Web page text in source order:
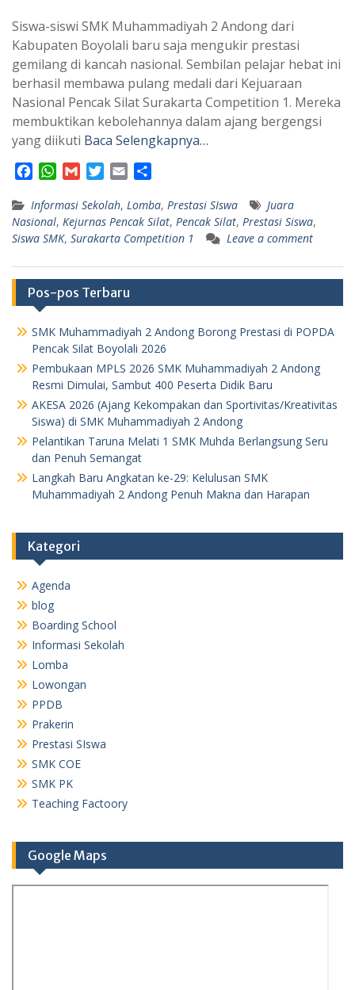
Siswa-siswi SMK Muhammadiyah 2 Andong dari
Kabupaten Boyolali baru saja mengukir prestasi
gemilang di kancah nasional. Sembilan pelajar hebat ini
berhasil membawa pulang medali dari Kejuaraan
Nasional Pencak Silat Surakarta Competition 1. Mereka
membuktikan kebolehannya dalam ajang bergengsi
yang diikuti Baca Selengkapnya…
c
e
b
o
k
W
a
t
s
p
p
a
i
l
i
t
t
r
a
i
l
a
r
e
Informasi Sekolah, Lomba, Prestasi SIswa
Juara
Nasional, Kejurnas Pencak Silat, Pencak Silat, Prestasi Siswa,
Siswa SMK, Surakarta Competition 1 Leave a comment
Pos-pos Terbaru
SMK Muhammadiyah 2 Andong Borong Prestasi di POPDA
Pencak Silat Boyolali 2026
Pembukaan MPLS 2026 SMK Muhammadiyah 2 Andong
Resmi Dimulai, Sambut 400 Peserta Didik Baru
AKESA 2026 (Ajang Kekompakan dan Sportivitas/Kreativitas
Siswa) di SMK Muhammadiyah 2 Andong
Pelantikan Taruna Melati 1 SMK Muhda Berlangsung Seru
dan Penuh Semangat
Langkah Baru Angkatan ke-29: Kelulusan SMK
Muhammadiyah 2 Andong Penuh Makna dan Harapan
Kategori
Agenda
blog
Boarding School
Informasi Sekolah
Lomba
Lowongan
PPDB
Prakerin
Prestasi SIswa
SMK COE
SMK PK
Teaching Factoory
Google Maps